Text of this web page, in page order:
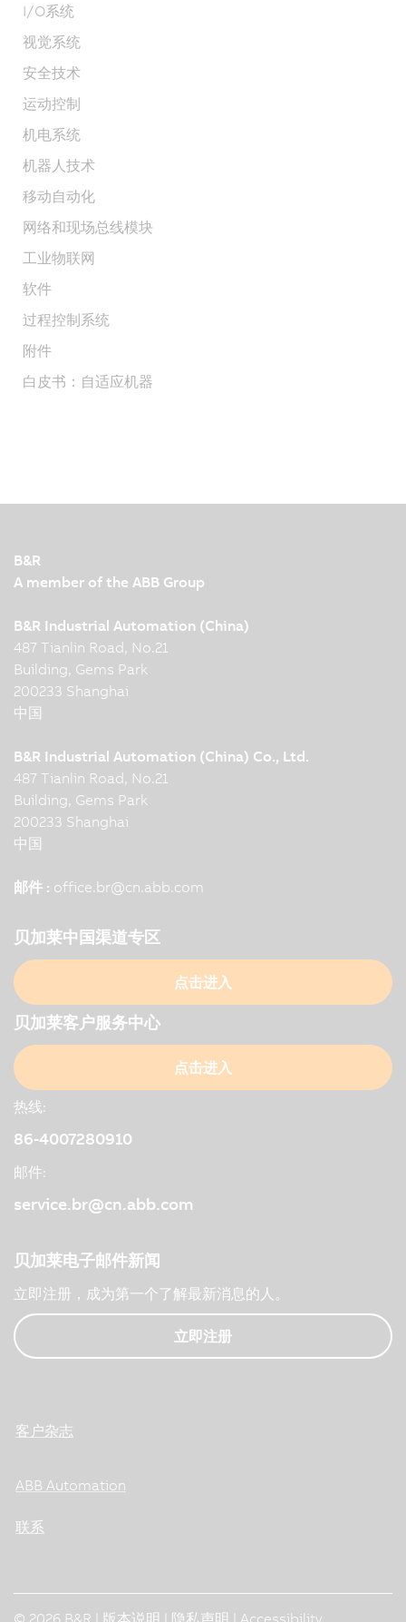
I/O系统
视觉系统
安全技术
运动控制
机电系统
机器人技术
移动自动化
网络和现场总线模块
工业物联网
软件
过程控制系统
附件
白皮书：自适应机器
B&R
A member of the ABB Group
B&R Industrial Automation (China)
487 Tianlin Road, No.21
Building, Gems Park
200233 Shanghai
中国
B&R Industrial Automation (China) Co., Ltd.
487 Tianlin Road, No.21
Building, Gems Park
200233 Shanghai
中国
邮件 : office.br@cn.abb.com
贝加莱中国渠道专区
点击进入
贝加莱客户服务中心
点击进入
热线:
86-4007280910
邮件:
service.br@cn.abb.com
贝加莱电子邮件新闻
立即注册，成为第一个了解最新消息的人。
立即注册
客户杂志
ABB Automation
联系
© 2026 B&R | 版本说明 隐私声明 Accessibility